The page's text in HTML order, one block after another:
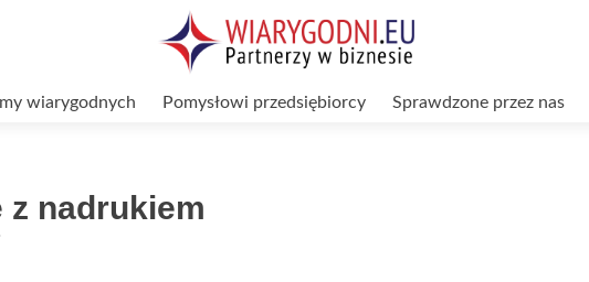
wiarygodnych Pomysłowi przedsiębiorcy Sprawdzone przez nas
z nadrukiem